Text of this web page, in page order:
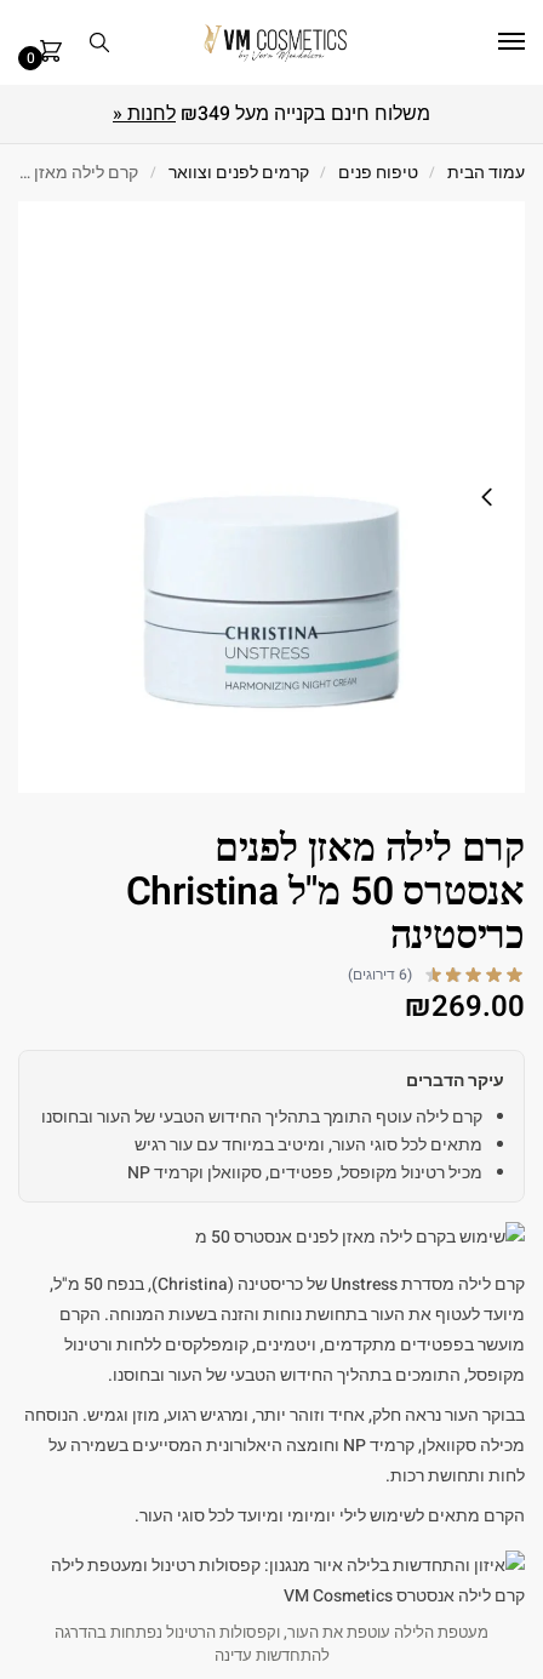
0
משלוח חינם בקנייה מעל ₪349 לחנות «
עמוד הבית / טיפוח פנים / קרמים לפנים וצוואר / קרם לילה מאזן לפנים אנסטרס 50 מ"ל Christina כריסטינה
קרם לילה מאזן לפנים
אנסטרס 50 מ"ל Christina
כריסטינה
(6 דירוגים)
₪269.00
עיקר הדברים
קרם לילה עוטף התומך בתהליך החידוש הטבעי של העור ובחוסנו
מתאים לכל סוגי העור, ומיטיב במיוחד עם עור רגיש
מכיל רטינול מקופסל, פפטידים, סקוואלן וקרמיד NP
קרם לילה מסדרת Unstress של כריסטינה (Christina), בנפח 50 מ"ל,
מיועד לעטוף את העור בתחושת נוחות והזנה בשעות המנוחה. הקרם
מועשר בפפטידים מתקדמים, ויטמינים, קומפלקסים ללחות ורטינול
מקופסל, התומכים בתהליך החידוש הטבעי של העור ובחוסנו.
בבוקר העור נראה חלק, אחיד וזוהר יותר, ומרגיש רגוע, מוזן וגמיש. הנוסחה
מכילה סקוואלן, קרמיד NP וחומצה היאלורונית המסייעים בשמירה על
לחות ותחושת רכות.
הקרם מתאים לשימוש לילי יומיומי ומיועד לכל סוגי העור.
מעטפת הלילה עוטפת את העור, וקפסולות הרטינול נפתחות בהדרגה
להתחדשות עדינה